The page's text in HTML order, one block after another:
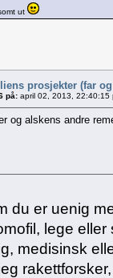
ut
prosjekter (far
på: april 02, 2013, 22:40:15
og alskens andre
du er uenig
lege
medisinsk